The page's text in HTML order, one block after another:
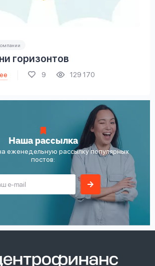
горизонтов
9 129 170
Наша рассылка
еженедельную рассылку популярных
постов: